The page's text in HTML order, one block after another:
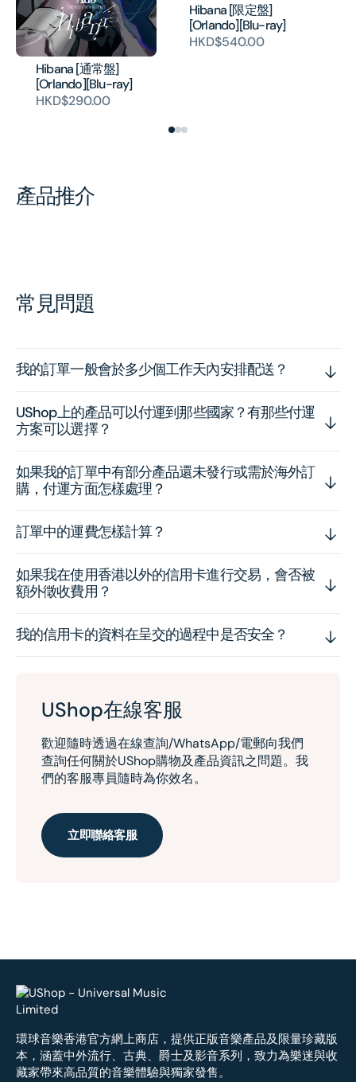
Hibana [通常盤]
[Orlando][Blu-ray]
HKD$290.00
Hibana [限定盤]
[Orlando][Blu-ray]
HKD$540.00
產品推介
常見問題
我的訂單一般會於多少個工作天內安排配送？
UShop上的產品可以付運到那些國家？有那些付運
方案可以選擇？
如果我的訂單中有部分產品還未發行或需於海外訂
購，付運方面怎樣處理？
訂單中的運費怎樣計算？
如果我在使用香港以外的信用卡進行交易，會否被
額外徵收費用？
我的信用卡的資料在呈交的過程中是否安全？
UShop在線客服
歡迎隨時透過在線查詢/WhatsApp/電郵向我們
查詢任何關於UShop購物及產品資訊之問題。我
們的客服專員隨時為你效名。
立即聯絡客服
環球音樂香港官方網上商店，提供正版音樂產品及限量珍藏版
本，涵蓋中外流行、古典、爵士及影音系列，致力為樂迷與收
藏家帶來高品質的音樂體驗與獨家發售。